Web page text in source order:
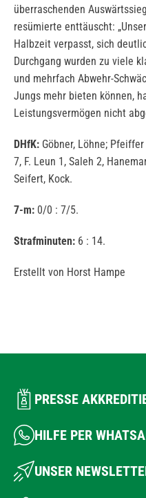
überraschenden
resümierte enttäuscht:
Halbzeit verpasst, sich
Durchgang wurden zu viele
und mehrfach Abwehr-
Jungs mehr bieten können,
Leistungsvermögen nicht
DHfK: Göbner, Löhne;
7, F. Leun 1, Saleh 2,
Seifert, Kock.
7-m: 0/0 : 7/5.
Strafminuten: 6 : 14.
Erstellt von Horst Hampe
PRESSE
HILFE PER
UNSER